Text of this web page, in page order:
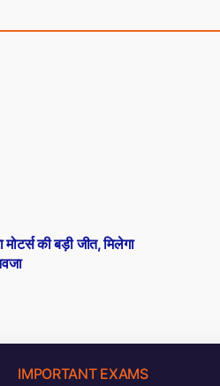
की बड़ी जीत, मिलेगा
IMPORTANT EXAMS